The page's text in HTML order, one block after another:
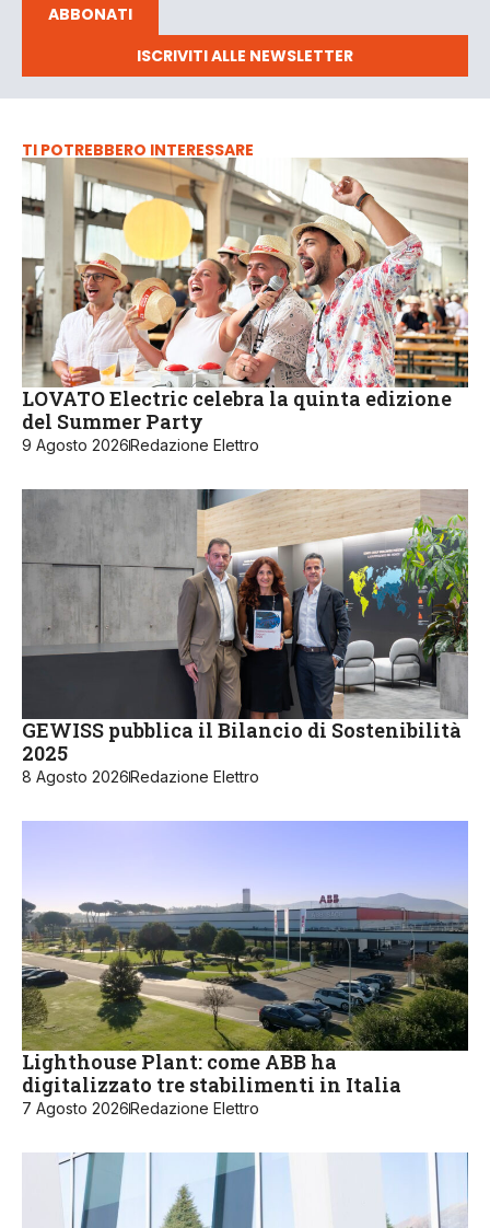
ABBONATI
ISCRIVITI ALLE NEWSLETTER
TI POTREBBERO INTERESSARE
LOVATO Electric celebra la quinta edizione
del Summer Party
9 Agosto 2026Redazione Elettro
GEWISS pubblica il Bilancio di Sostenibilità
2025
8 Agosto 2026Redazione Elettro
Lighthouse Plant: come ABB ha
digitalizzato tre stabilimenti in Italia
7 Agosto 2026Redazione Elettro